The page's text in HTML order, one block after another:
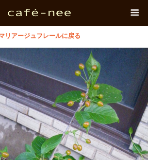
リアージュフレールに戻る